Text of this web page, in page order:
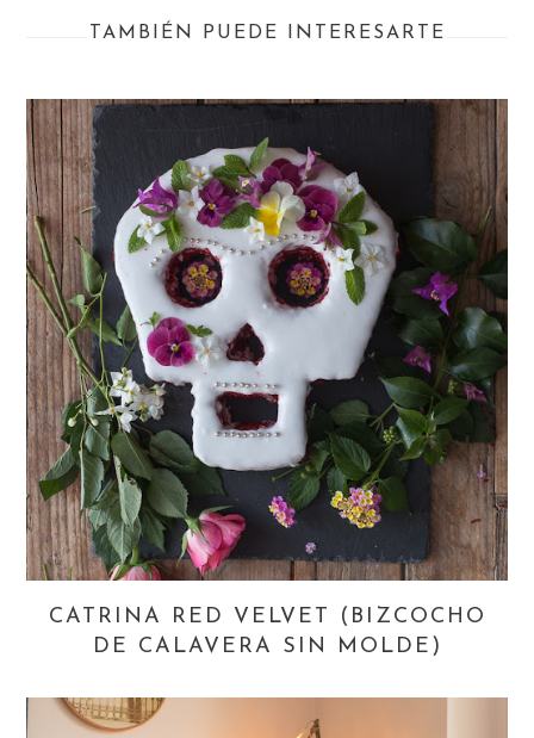
TAMBIÉN PUEDE INTERESARTE
CATRINA RED VELVET (BIZCOCHO
DE CALAVERA SIN MOLDE)